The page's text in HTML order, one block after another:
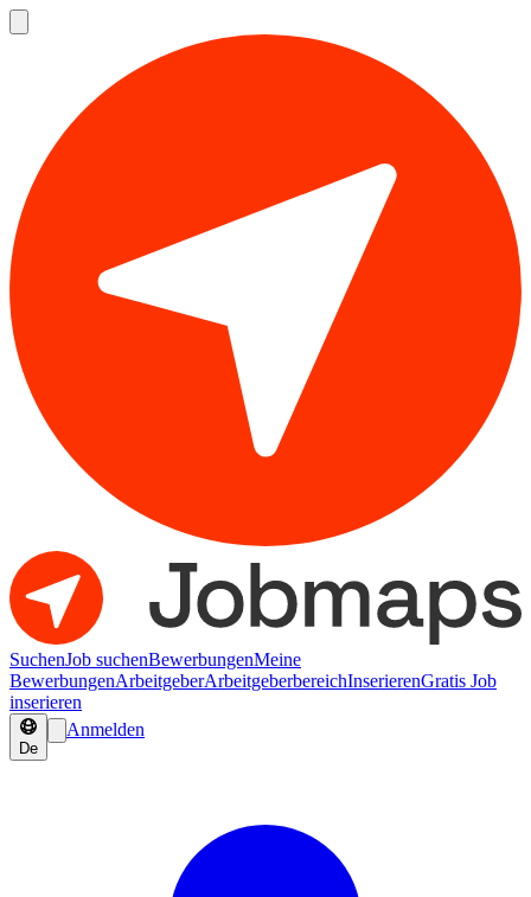
SuchenJob suchenBewerbungenMeine
BewerbungenArbeitgeberArbeitgeberbereichInserierenGratis Job
inserieren
De
Anmelden